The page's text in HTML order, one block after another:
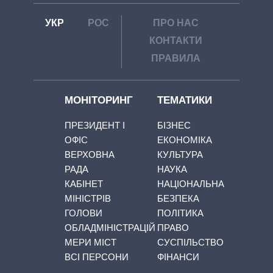
УКР РОС
ПРО НАС
КОНТАКТИ
ПРАВИЛА
МОНІТОРИНГ
ПРЕЗИДЕНТ І
ОФІС
ВЕРХОВНА
РАДА
КАБІНЕТ
МІНІСТРІВ
ГОЛОВИ
ОБЛАДМІНІСТРАЦІЙ
МЕРИ МІСТ
ВСІ ПЕРСОНИ
ТЕМАТИКИ
БІЗНЕС
ЕКОНОМІКА
КУЛЬТУРА
НАУКА
НАЦІОНАЛЬНА
БЕЗПЕКА
ПОЛІТИКА
ПРАВО
СУСПІЛЬСТВО
ФІНАНСИ